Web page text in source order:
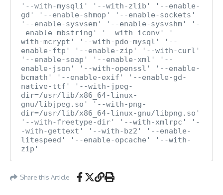
'--with-mysqli' '--with-zlib' '--enable-
gd' '--enable-shmop' '--enable-sockets'
'--enable-sysvsem' '--enable-sysvshm' '-
-enable-mbstring' '--with-iconv' '--
with-mcrypt' '--with-pdo-mysql' '--
enable-ftp' '--enable-zip' '--with-curl'
'--enable-soap' '--enable-xml' '--
enable-json' '--with-openssl' '--enable-
bcmath' '--enable-exif' '--enable-gd-
native-ttf' '--with-jpeg-
dir=/usr/lib/x86_64-linux-
gnu/libjpeg.so' '--with-png-
dir=/usr/lib/x86_64-linux-gnu/libpng.so'
'--with-freetype-dir' '--with-xmlrpc' '-
-with-gettext' '--with-bz2' '--enable-
litespeed' '--enable-opcache' '--with-
zip'
Share this Article